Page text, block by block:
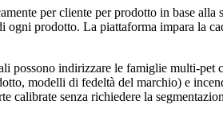
per cliente per prodotto in base
prodotto. La piattaforma impara la
possono indirizzare le famiglie multi-
modelli di fedeltà del marchio) e
calibrate senza richiedere la